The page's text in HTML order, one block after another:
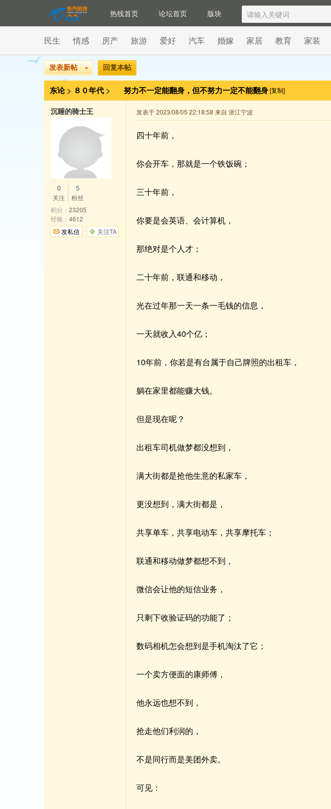
热线首页 论坛首页 版块
民生 情感 房产 旅游 爱好 汽车 婚嫁 家居 教育 家装
发表新帖 回复本帖
东论 > ８０年代 > 努力不一定能翻身，但不努力一定不能翻身[复制]
发表于 2023/08/05 22:18:58 来自 浙江宁波
四十年前，
你会开车，那就是一个铁饭碗；
三十年前，
你要是会英语、会计算机，
那绝对是个人才；
二十年前，联通和移动，
光在过年那一天一条一毛钱的信息，
一天就收入40个亿；
10年前，你若是有台属于自己牌照的出租车，
躺在家里都能赚大钱。
但是现在呢？
出租车司机做梦都没想到，
满大街都是抢他生意的私家车，
更没想到，满大街都是，
共享单车，共享电动车，共享摩托车；
联通和移动做梦都想不到，
微信会让他的短信业务，
只剩下收验证码的功能了；
数码相机怎会想到是手机淘汰了它；
一个卖方便面的康师傅，
他永远也想不到，
抢走他们利润的，
不是同行而是美团外卖。
可见：
沉睡的骑士王
0
关注
5
粉丝
积分： 23205
经验： 4612
发私信
关注TA